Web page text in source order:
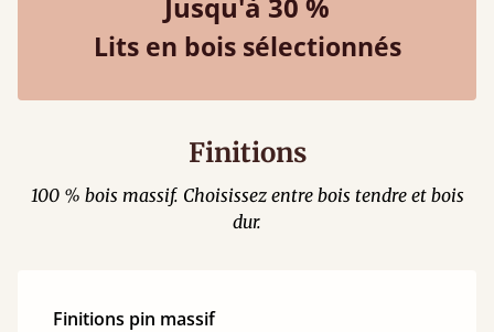
Lits en bois sélectionnés
Finitions
100 % bois massif. Choisissez entre bois tendre et bois
dur.
Finitions pin massif